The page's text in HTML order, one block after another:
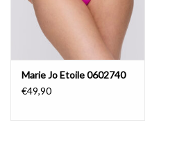
Cadeaubonnen
Marie Jo Etoile 0602740
€49,90